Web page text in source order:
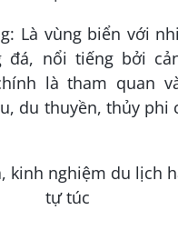
Là vùng biển với
đá, nổi tiếng bởi
là tham quan
du thuyền, thủy phi